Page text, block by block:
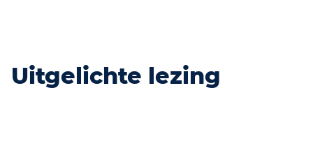
Uitgelichte lezing